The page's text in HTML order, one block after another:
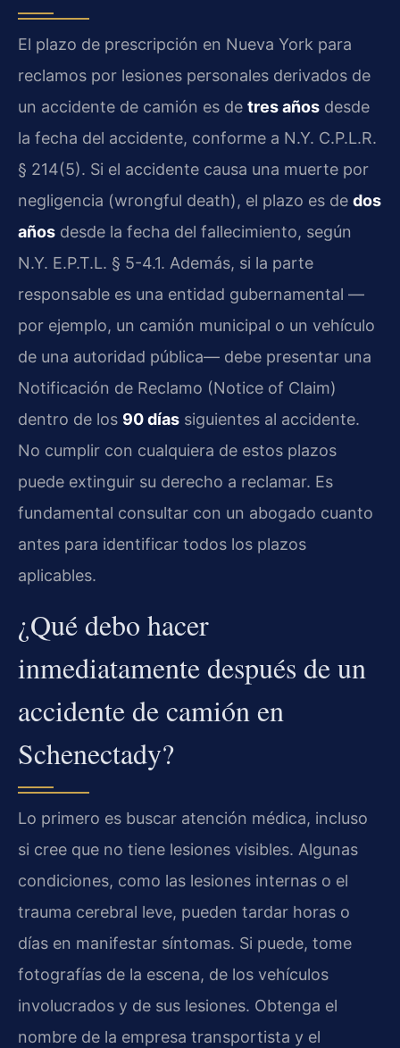
El plazo de prescripción en Nueva York para
reclamos por lesiones personales derivados de
un accidente de camión es de tres años desde
la fecha del accidente, conforme a N.Y. C.P.L.R.
§ 214(5). Si el accidente causa una muerte por
negligencia (wrongful death), el plazo es de dos
años desde la fecha del fallecimiento, según
N.Y. E.P.T.L. § 5-4.1. Además, si la parte
responsable es una entidad gubernamental —
por ejemplo, un camión municipal o un vehículo
de una autoridad pública— debe presentar una
Notificación de Reclamo (Notice of Claim)
dentro de los 90 días siguientes al accidente.
No cumplir con cualquiera de estos plazos
puede extinguir su derecho a reclamar. Es
fundamental consultar con un abogado cuanto
antes para identificar todos los plazos
aplicables.
¿Qué debo hacer
inmediatamente después de un
accidente de camión en
Schenectady?
Lo primero es buscar atención médica, incluso
si cree que no tiene lesiones visibles. Algunas
condiciones, como las lesiones internas o el
trauma cerebral leve, pueden tardar horas o
días en manifestar síntomas. Si puede, tome
fotografías de la escena, de los vehículos
involucrados y de sus lesiones. Obtenga el
nombre de la empresa transportista y el